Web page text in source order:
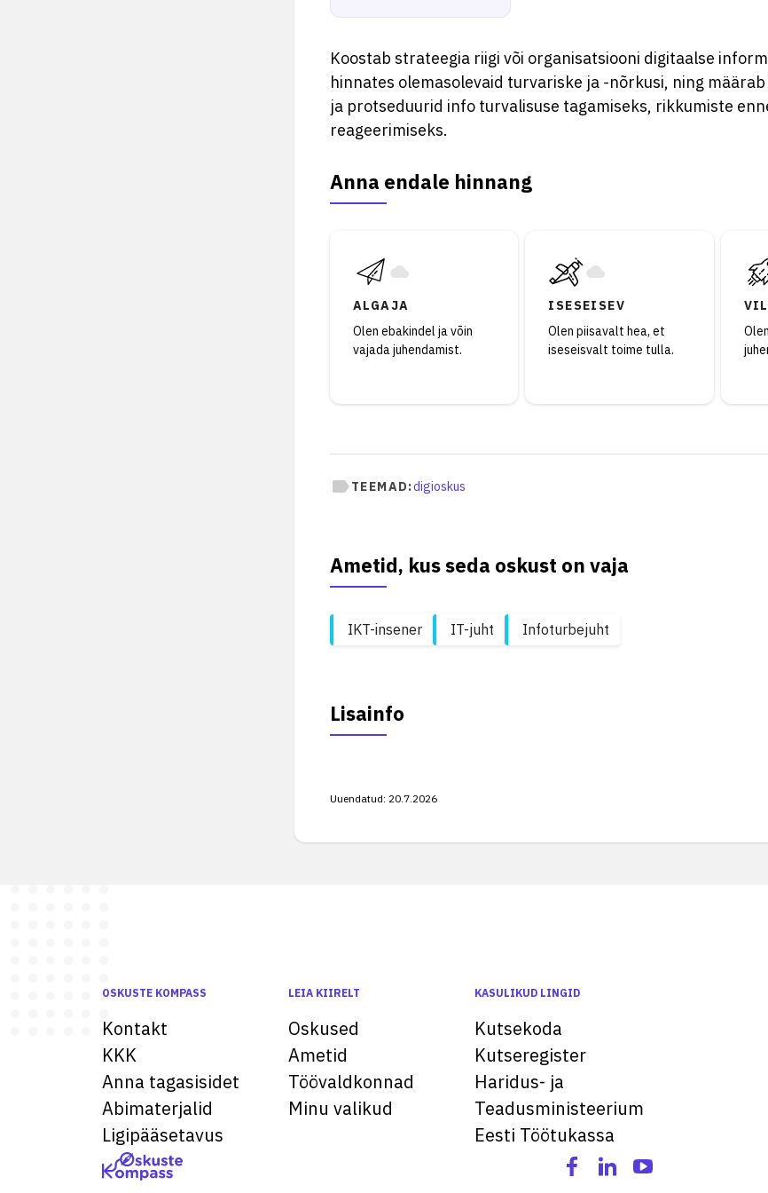
Koostab strateegia riigi või organisatsiooni digitaalse
hinnates olemasolevaid turvariske ja -nõrkusi, ning
ja protseduurid info turvalisuse tagamiseks, rikkumiste
reageerimiseks.
Anna endale hinnang
ALGAJA
Olen ebakindel ja võin
vajada juhendamist.
ISESEISEV
Olen piisavalt hea, et
iseseisvalt toime tulla.
TEEMAD:digioskus
Ametid, kus seda oskust on vaja
IKT-insener IT-juht Infoturbejuht
Lisainfo
Uuendatud: 20.7.2026
OSKUSTE KOMPASS
Kontakt
KKK
Anna tagasisidet
Abimaterjalid
Ligipääsetavus
LEIA KIIRELT
Oskused
Ametid
Töövaldkonnad
Minu valikud
KASULIKUD LINGID
Kutsekoda
Kutseregister
Haridus- ja
Teadusministeerium
Eesti Töötukassa